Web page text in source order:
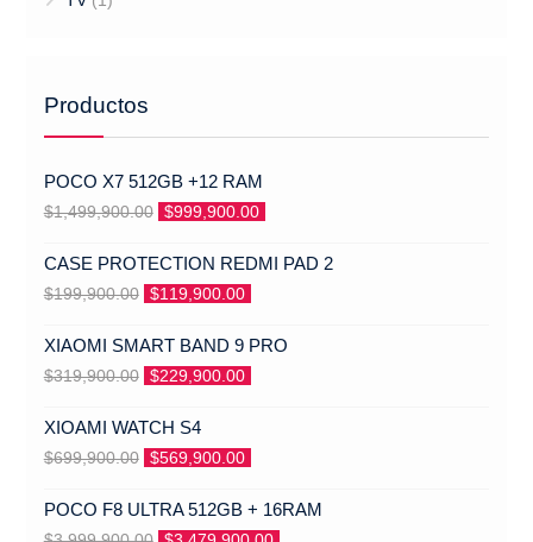
Productos
POCO X7 512GB +12 RAM
$1,499,900.00 El
original
era:
$999,900.00
actual
CASE PROTECTION REDMI PAD 2
$199,900.00 El
original
era:
$119,900.00
actual
XIAOMI SMART BAND 9 PRO
$319,900.00 El
original
era:
$229,900.00
XIOAMI WATCH S4
$699,900.00 El
original
$569,900.00
actual
POCO F8 ULTRA 512GB + 16RAM